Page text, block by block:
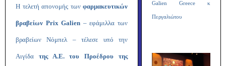
Η τελετή απονομής των φαρμακευτικών
βραβείων Prix Galien – εφάμιλλα των
βραβείων Νόμπελ – τέλεσε υπό την
Αιγίδα της Α.Ε. του Προέδρου της
Galien Greece κ
Περγαλιώτου